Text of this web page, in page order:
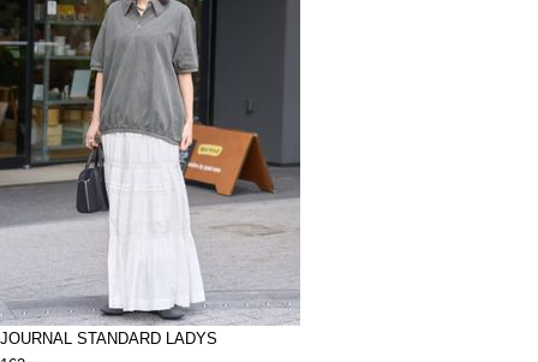
JOURNAL STANDARD LADYS